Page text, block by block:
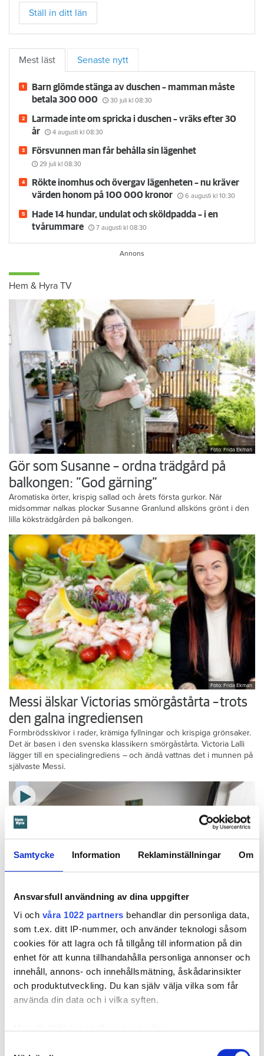
Samtycke Information Reklaminställningar Om
Ansvarsfull användning av dina uppgifter
Vi och våra 1022 partners behandlar din personliga data,
som t.ex. ditt IP-nummer, och använder teknologi såsom
cookies för att lagra och få tillgång till information på din
enhet för att kunna tillhandahålla personliga annonser och
innehåll, annons- och innehållsmätning, åskådarinsikter
och produktutveckling. Du kan själv välja vilka som får
använda din data och i vilka syften.
Ställ in ditt län
Mest läst Senaste nytt
Barn glömde stänga av duschen – mamman måste
betala 300 000
30 juli kl 08:30
Larmade inte om spricka i duschen – vräks efter 30
år
4 augusti kl 08:30
Försvunnen man får behålla sin lägenhet
29 juli kl 08:30
Rökte inomhus och övergav lägenheten – nu kräver
värden honom på 100 000 kronor
6 augusti kl 10:30
Hade 14 hundar, undulat och sköldpadda – i en
tvårummare
7 augusti kl 08:30
Hem & Hyra TV
Foto: Frida Ekman
Gör som Susanne – ordna trädgård på
balkongen: ”God gärning”
Aromatiska örter, krispig sallad och årets första gurkor. När
midsommar nalkas plockar Susanne Granlund allsköns grönt i den
lilla köksträdgården på balkongen.
Foto: Frida Ekman
Messi älskar Victorias smörgåstårta – trots
den galna ingrediensen
Formbrödsskivor i rader, krämiga fyllningar och krispiga grönsaker.
Det är basen i den svenska klassikern smörgåstårta. Victoria Lalli
lägger till en specialingrediens – och ändå vattnas det i munnen på
självaste Messi.
Foto: Tomas Ohlsson
Så sparar du vatten hemma – här är
Kristins bästa tips
Knepen är enkla: ”Det är ingen uppoffring alls från min sida”, säger
Kristin Rydberg.